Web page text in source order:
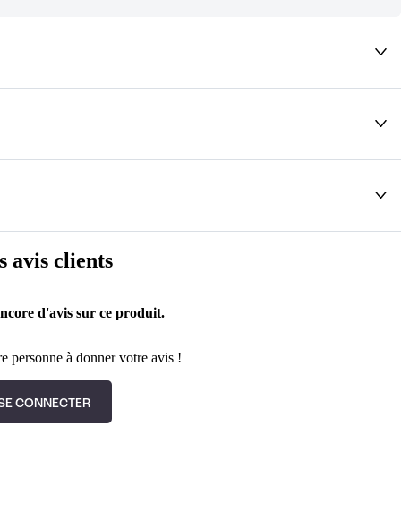
avis clients
d'avis sur ce produit.
personne à donner votre avis !
CONNECTER